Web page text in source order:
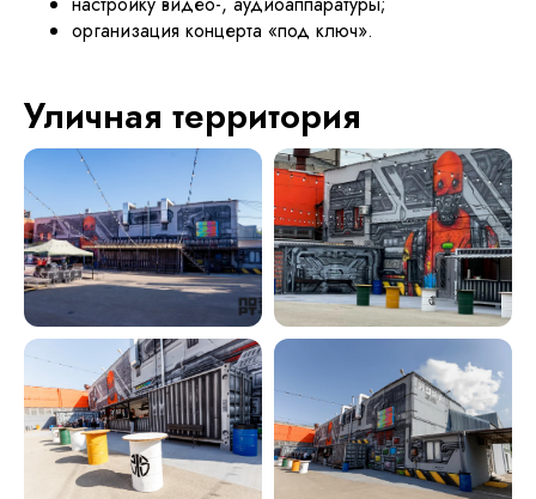
организация концерта «под ключ».
Уличная территория